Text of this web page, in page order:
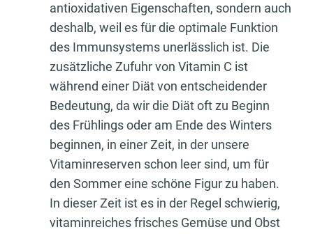
antioxidativen Eigenschaften, sondern auch
deshalb, weil es für die optimale Funktion
des Immunsystems unerlässlich ist. Die
zusätzliche Zufuhr von Vitamin C ist
während einer Diät von entscheidender
Bedeutung, da wir die Diät oft zu Beginn
des Frühlings oder am Ende des Winters
beginnen, in einer Zeit, in der unsere
Vitaminreserven schon leer sind, um für
den Sommer eine schöne Figur zu haben.
In dieser Zeit ist es in der Regel schwierig,
vitaminreiches frisches Gemüse und Obst